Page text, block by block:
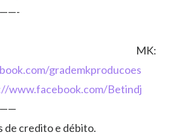
MK:
grademkproducoes
www.facebook.com/Betindj
de credito e débito.